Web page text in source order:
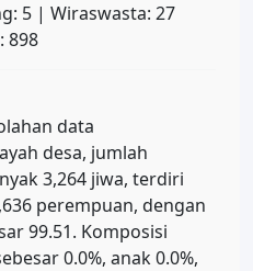
5 | Wiraswasta: 27
898
data
desa, jumlah
3,264 jiwa, terdiri
perempuan, dengan
99.51. Komposisi
0.0%, anak 0.0%,